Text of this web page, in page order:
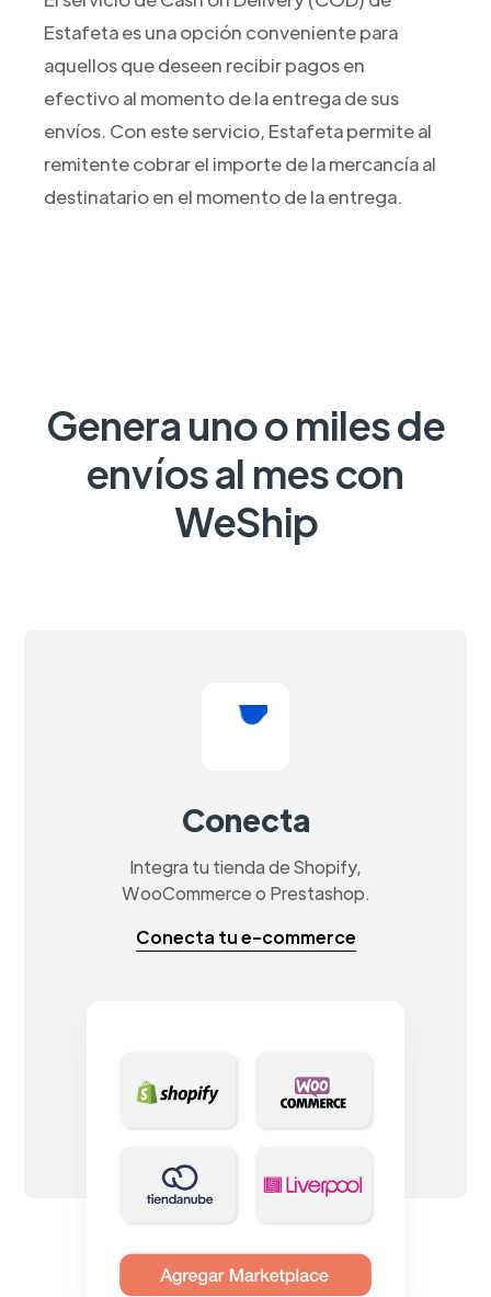
Estafeta es una opción conveniente para
aquellos que deseen recibir pagos en
efectivo al momento de la entrega de sus
envíos. Con este servicio, Estafeta permite al
remitente cobrar el importe de la mercancía al
destinatario en el momento de la entrega.
Genera uno o miles de
envíos al mes con
WeShip
Conecta
Integra tu tienda de Shopify,
WooCommerce o Prestashop.
Conecta tu e-commerce